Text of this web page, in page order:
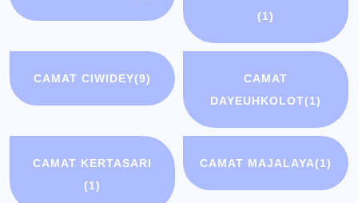
(1)
CAMAT CIWIDEY(9)
CAMAT
DAYEUHKOLOT(1)
CAMAT KERTASARI
(1)
CAMAT MAJALAYA(1)